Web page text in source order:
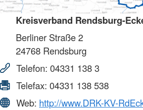
Kreisverband Rendsburg-
Berliner Straße 2
24768 Rendsburg
Telefon: 04331 138 3
Telefax: 04331 138 538
Web: http://www.DRK-KV-